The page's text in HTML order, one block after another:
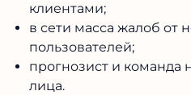
клиентами;
в сети масса жалоб от
пользователей;
прогнозист и команда
лица.